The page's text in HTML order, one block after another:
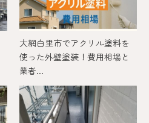
大網白里市でアクリル塗料を
使った外壁塗装！費用相場と
業者...